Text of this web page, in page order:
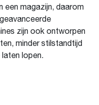
een magazijn, daarom
zijn ook ontworpen
minder stilstandtijd
lopen.